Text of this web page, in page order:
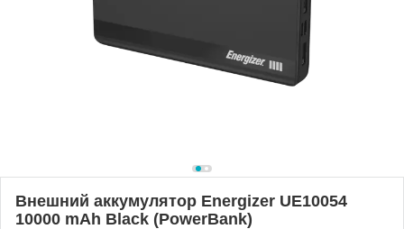
Внешний аккумулятор Energizer UE10054
10000 mAh Black (PowerBank)